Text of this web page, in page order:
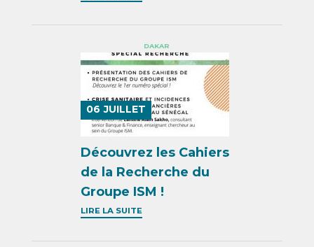
DAKAR
06 JUILLET
Découvrez les Cahiers
de la Recherche du
Groupe ISM !
LIRE LA SUITE